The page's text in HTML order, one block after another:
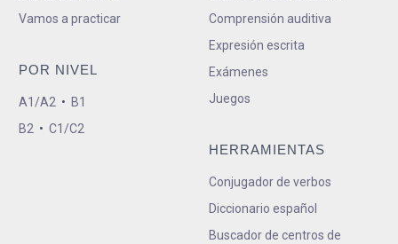
Vamos a practicar
POR NIVEL
A1/A2 • B1
B2 • C1/C2
Comprensión auditiva
Expresión escrita
Exámenes
Juegos
HERRAMIENTAS
Conjugador de verbos
Diccionario español
Buscador de centros de